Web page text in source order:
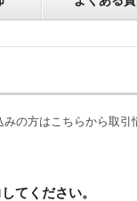
の方はこちらから取引
てください。